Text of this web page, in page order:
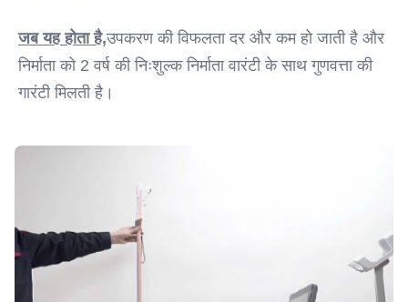
जब यह होता है,उपकरण की विफलता दर और कम हो जाती है और
निर्माता को 2 वर्ष की निःशुल्क निर्माता वारंटी के साथ गुणवत्ता की
गारंटी मिलती है।